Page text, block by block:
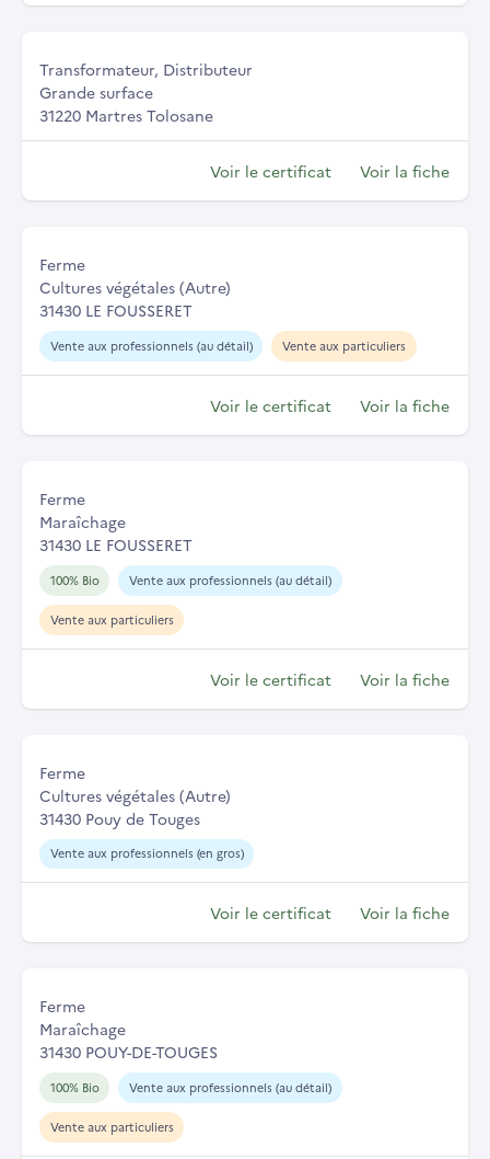
Transformateur, Distributeur
Grande surface
31220 Martres Tolosane
Voir le certificat Voir la fiche
Ferme
Cultures végétales (Autre)
31430 LE FOUSSERET
Vente aux professionnels (au détail) Vente aux particuliers
Voir le certificat Voir la fiche
Ferme
Maraîchage
31430 LE FOUSSERET
100% Bio Vente aux professionnels (au détail)
Vente aux particuliers
Voir le certificat Voir la fiche
Ferme
Cultures végétales (Autre)
31430 Pouy de Touges
Vente aux professionnels (en gros)
Voir le certificat Voir la fiche
Ferme
Maraîchage
31430 POUY-DE-TOUGES
100% Bio Vente aux professionnels (au détail)
Vente aux particuliers